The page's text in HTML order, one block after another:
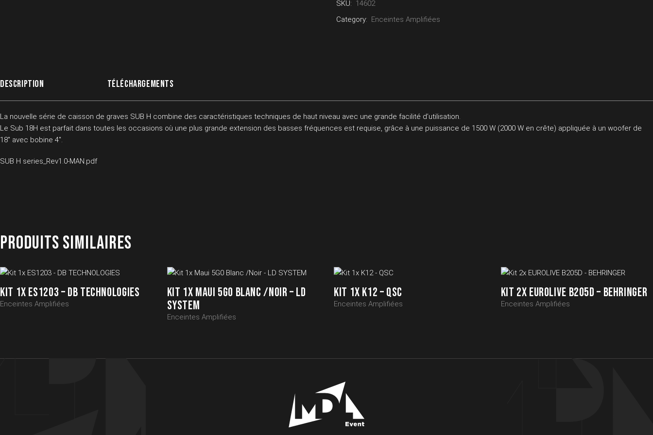
SKU: 14602
Category: Enceintes Amplifiées
DESCRIPTION TÉLÉCHARGEMENTS
La nouvelle série de caisson de graves SUB H combine des caractéristiques techniques de haut niveau avec une grande facilité d’utilisation.
Le Sub 18H est parfait dans toutes les occasions où une plus grande extension des basses fréquences est requise, grâce à une puissance de 1500 W (2000 W en crête) appliquée à un woofer de
18″ avec bobine 4″.
SUB H series_Rev1.0-MAN.pdf
PRODUITS SIMILAIRES
KIT 1X ES1203 – DB TECHNOLOGIES
Enceintes Amplifiées
KIT 1X MAUI 5G0 BLANC /NOIR – LD
SYSTEM
Enceintes Amplifiées
KIT 1X K12 – QSC
Enceintes Amplifiées
KIT 2X EUROLIVE B205D – BEHRINGER
Enceintes Amplifiées